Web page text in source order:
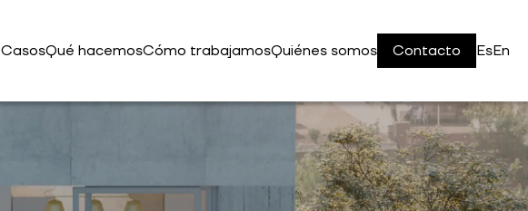
CasosQué hacemosCómo trabajamosQuiénes somos Contacto EsEn